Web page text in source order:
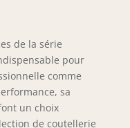
polie
pour un
une
et un
supérieurs.
de la série
pour
comme
sa
un choix
de coutellerie